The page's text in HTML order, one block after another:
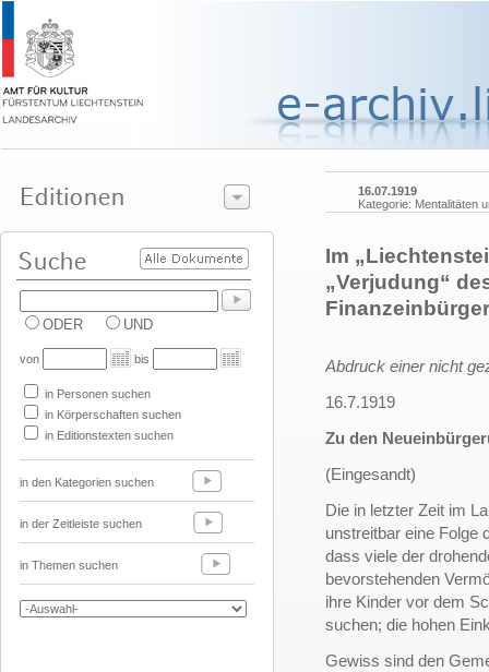
ODER UND
von bis
in Personen suchen
in Körperschaften suchen
in Editionstexten suchen
in den Kategorien suchen
in der Zeitleiste suchen
in Themen suchen
16.07.1919
Kategorie: Mentalitäten
Im
„Verjudung“
Abdruck einer nicht
16.7.1919
Zu den
(Eingesandt)
Die in letzter Zeit im
unstreitbar eine Folge
dass viele der
bevorstehenden
ihre Kinder vor dem
suchen; die hohen
Gewiss sind den